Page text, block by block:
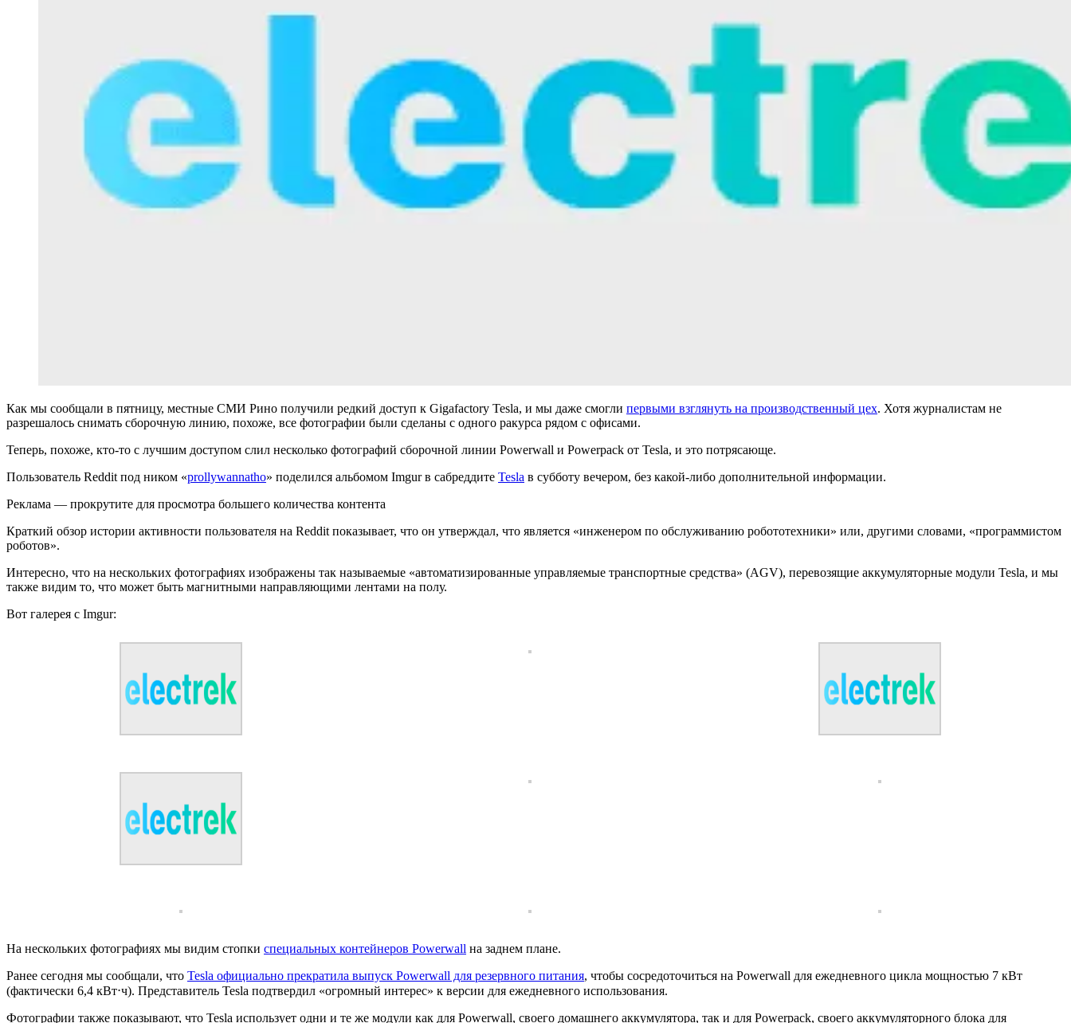
Как мы сообщали в пятницу, местные СМИ Рино получили редкий доступ к Gigafactory Tesla, и мы даже смогли первыми взглянуть на производственный цех. Хотя журналистам не
разрешалось снимать сборочную линию, похоже, все фотографии были сделаны с одного ракурса рядом с офисами.
Теперь, похоже, кто-то с лучшим доступом слил несколько фотографий сборочной линии Powerwall и Powerpack от Tesla, и это потрясающе.
Пользователь Reddit под ником «prollywannatho» поделился альбомом Imgur в сабреддите Tesla в субботу вечером, без какой-либо дополнительной информации.
Реклама — прокрутите для просмотра большего количества контента
Краткий обзор истории активности пользователя на Reddit показывает, что он утверждал, что является «инженером по обслуживанию робототехники» или, другими словами, «программистом
роботов».
Интересно, что на нескольких фотографиях изображены так называемые «автоматизированные управляемые транспортные средства» (AGV), перевозящие аккумуляторные модули Tesla, и мы
также видим то, что может быть магнитными направляющими лентами на полу.
Вот галерея с Imgur:
На нескольких фотографиях мы видим стопки специальных контейнеров Powerwall на заднем плане.
Ранее сегодня мы сообщали, что Tesla официально прекратила выпуск Powerwall для резервного питания, чтобы сосредоточиться на Powerwall для ежедневного цикла мощностью 7 кВт
(фактически 6,4 кВт⋅ч). Представитель Tesla подтвердил «огромный интерес» к версии для ежедневного использования.
Фотографии также показывают, что Tesla использует одни и те же модули как для Powerwall, своего домашнего аккумулятора, так и для Powerpack, своего аккумуляторного блока для